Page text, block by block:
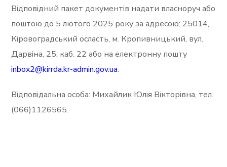
Відповідний пакет документів надати власноруч або
поштою до 5 лютого 2025 року за адресою: 25014,
Кіровоградський осласть, м. Кропивницький, вул.
Дарвіна, 25, каб. 22 або на електронну пошту
inbox2@kirrda.kr-admin.gov.ua.
Відповідальна особа: Михайлик Юлія Вікторівна, тел.
(066)1126565.